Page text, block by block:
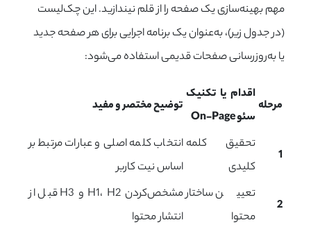
مهم بهینه‌سازی یک صفحه را از قلم نیندازید. این چک‌لیست
(در جدول زیر)، به‌عنوان یک برنامه اجرایی برای هر صفحه جدید
یا به‌روزرسانی صفحات قدیمی استفاده می‌شود:
مرحله
اقدام یا تکنیک
سئوOn-Page
توضیح مختصر و مفید
1
تحقیق کلمه
کلیدی
انتخاب کلمه اصلی و عبارات مرتبط بر
اساس نیت کاربر
2
تعیین ساختار
محتوا
مشخص‌کردن H1، H2 و H3 قبل از
انتشار محتوا